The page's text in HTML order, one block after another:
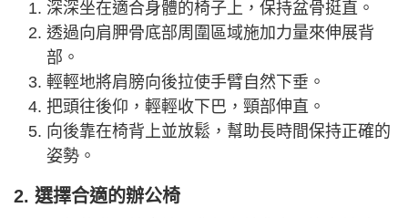
深深坐在適合身體的椅子上，保持盆骨挺直。
透過向肩胛骨底部周圍區域施加力量來伸展背
部。
輕輕地將肩膀向後拉使手臂自然下垂。
把頭往後仰，輕輕收下巴，頸部伸直。
向後靠在椅背上並放鬆，幫助長時間保持正確的
姿勢。
2. 選擇合適的辦公椅